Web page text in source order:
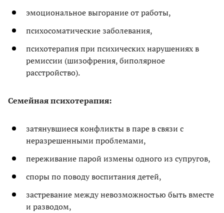
эмоциональное выгорание от работы,
психосоматические заболевания,
психотерапия при психических нарушениях в
ремиссии (шизофрения, биполярное
расстройство).
Семейная психотерапия:
затянувшиеся конфликты в паре в связи с
неразрешенными проблемами,
переживание парой измены одного из супругов,
споры по поводу воспитания детей,
застревание между невозможностью быть вместе
и разводом,